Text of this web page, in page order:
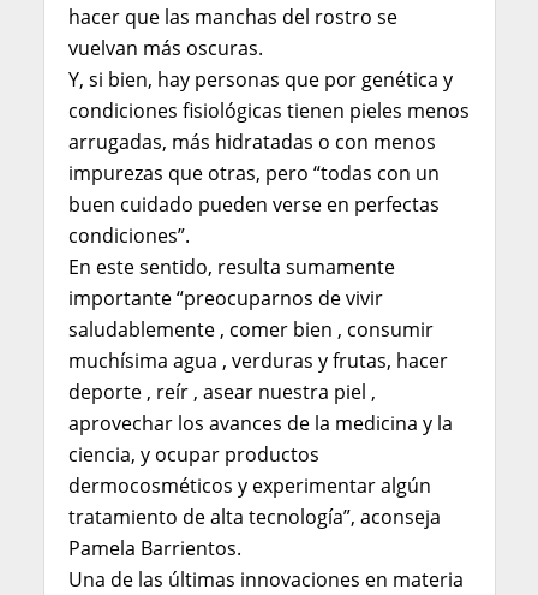
hacer que las manchas del rostro se
vuelvan más oscuras.
Y, si bien, hay personas que por genética y
condiciones fisiológicas tienen pieles menos
arrugadas, más hidratadas o con menos
impurezas que otras, pero “todas con un
buen cuidado pueden verse en perfectas
condiciones”.
En este sentido, resulta sumamente
importante “preocuparnos de vivir
saludablemente , comer bien , consumir
muchísima agua , verduras y frutas, hacer
deporte , reír , asear nuestra piel ,
aprovechar los avances de la medicina y la
ciencia, y ocupar productos
dermocosméticos y experimentar algún
tratamiento de alta tecnología”, aconseja
Pamela Barrientos.
Una de las últimas innovaciones en materia